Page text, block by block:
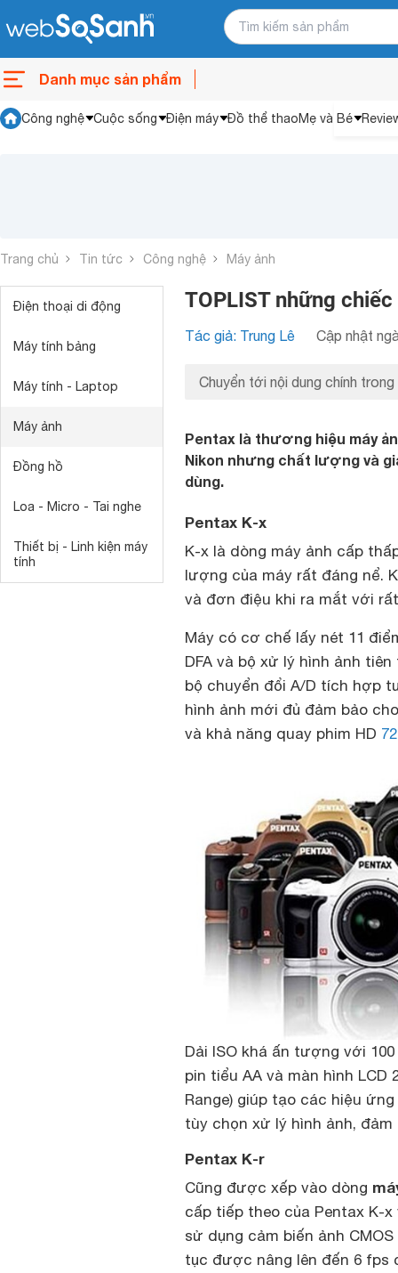
Danh mục sản phẩm
Công nghệ Cuộc sống Điện máy Đồ thể thaoMẹ và Bé
Trang chủ Tin tức Công nghệ Máy ảnh
Điện thoại di động
Máy tính bảng
Máy tính - Laptop
Máy ảnh
Đồng hồ
Loa - Micro - Tai nghe
Thiết bị - Linh kiện máy
tính
TOPLIST những
Tác giả: Trung Lê Cập nhật
Chuyển tới nội dung chính trong
Pentax là thương hiệu máy
Nikon nhưng chất lượng và
dùng.
Pentax K-x
K-x là dòng máy ảnh cấp
lượng của máy rất đáng nể.
và đơn điệu khi ra mắt với
Máy có cơ chế lấy nét 11
DFA và bộ xử lý hình ảnh tiên
bộ chuyển đổi A/D tích hợp
hình ảnh mới đủ đảm bảo
và khả năng quay phim HD
Dải ISO khá ấn tượng với
pin tiểu AA và màn hình LCD
Range) giúp tạo các hiệu
tùy chọn xử lý hình ảnh,
Pentax K-r
Cũng được xếp vào dòng
cấp tiếp theo của Pentax K-
sử dụng cảm biến ảnh
tục được nâng lên đến 6 fps